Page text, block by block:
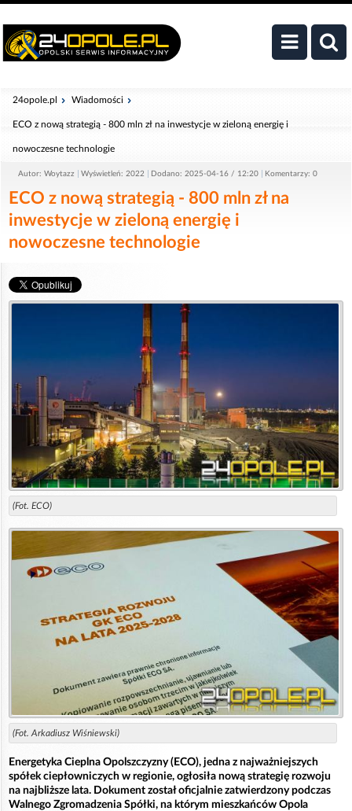
24opole.pl Wiadomości
ECO z nową strategią - 800 mln zł na inwestycje w zieloną energię i
nowoczesne technologie
Autor: Woytazz Wyświetleń: 2022 Dodano: 2025-04-16 / 12:20 Komentarzy: 0
ECO z nową strategią - 800 mln zł na
inwestycje w zieloną energię i
nowoczesne technologie
(Fot. ECO)
(Fot. Arkadiusz Wiśniewski)
Energetyka Cieplna Opolszczyzny (ECO), jedna z najważniejszych
spółek ciepłowniczych w regionie, ogłosiła nową strategię rozwoju
na najbliższe lata. Dokument został oficjalnie zatwierdzony podczas
Walnego Zgromadzenia Spółki, na którym mieszkańców Opola